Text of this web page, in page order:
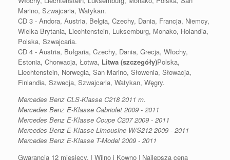
Marino, Szwajcaria, Watykan.
CD 3 - Andora, Austria, Belgia, Czechy, Dania, Francja, Niemcy,
Wielka Brytania, Liechtenstein, Luksemburg, Monako, Holandia,
Polska, Szwajcaria.
CD 4 - Austria, Bułgaria, Czechy, Dania, Grecja, Włochy,
Estonia, Chorwacja, Łotwa, Litwa (szczegóły)Polska,
Liechtenstein, Norwegia, San Marino, Słowenia, Słowacja,
Finlandia, Szwecja, Szwajcaria, Watykan, Węgry.
Mercedes Benz CLS-Klasse C218 2011 m.
Mercedes Benz E-Klasse Cabriolet 2009 - 2011
Mercedes Benz E-Klasse Coupe C207 2009 - 2011
Mercedes Benz E-Klasse Limousine W/S212 2009 - 2011
Mercedes Benz E-Klasse T-Model 2009 - 2011
Gwarancja 12 miesięcy. | Wilno i Kowno | Najlepsza cena